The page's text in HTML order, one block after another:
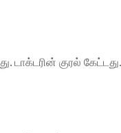
டாக்டரின் குரல்